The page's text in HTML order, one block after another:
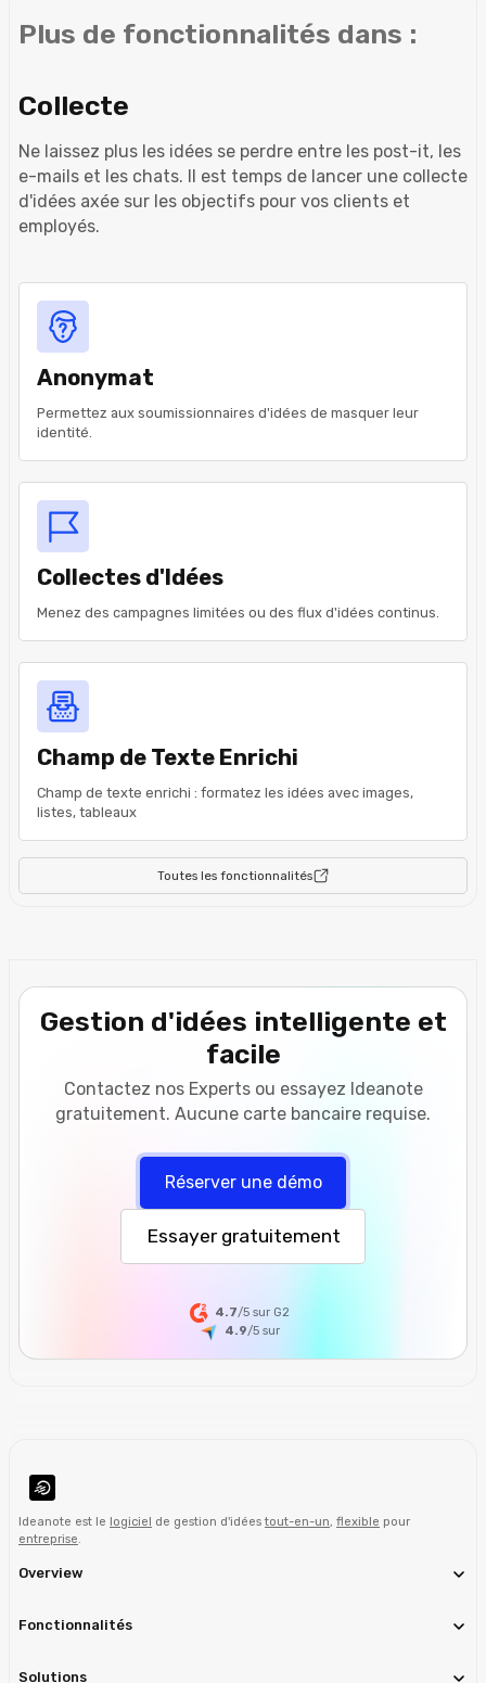
Plus de fonctionnalités dans :
Collecte
Ne laissez plus les idées se perdre entre les post-it, les
e-mails et les chats. Il est temps de lancer une collecte
d'idées axée sur les objectifs pour vos clients et
employés.
Anonymat
Permettez aux soumissionnaires d'idées de masquer leur
identité.
Collectes d'Idées
Menez des campagnes limitées ou des flux d'idées continus.
Champ de Texte Enrichi
Champ de texte enrichi : formatez les idées avec images,
listes, tableaux
Toutes les fonctionnalités
Gestion d'idées intelligente et
facile
Contactez nos Experts ou essayez Ideanote
gratuitement. Aucune carte bancaire requise.
Réserver une démo
Essayer gratuitement
4.7/5 sur G2
4.9/5sur
Ideanote est le logiciel de gestion d'idéestout-en-un, flexible pour
entreprise.
Overview
Fonctionnalités
Solutions